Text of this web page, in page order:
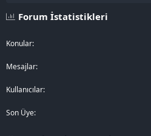
Forum İstatistikleri
Konular
Mesajlar
Kullanıcılar
Son Üye